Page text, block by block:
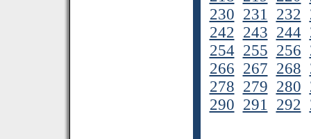
230 231 232
242 243 244
254 255 256
266 267 268
278 279 280
290 291 292